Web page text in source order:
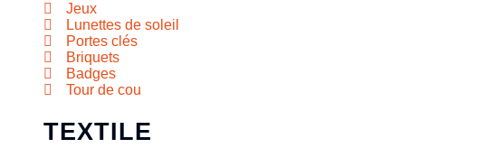
Jeux
Lunettes de soleil
Portes clés
Briquets
Badges
Tour de cou
TEXTILE